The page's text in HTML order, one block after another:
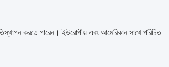
করতে পারেন। ইউরোপীয় এবং আমেরিকান সাথে পরিচিত